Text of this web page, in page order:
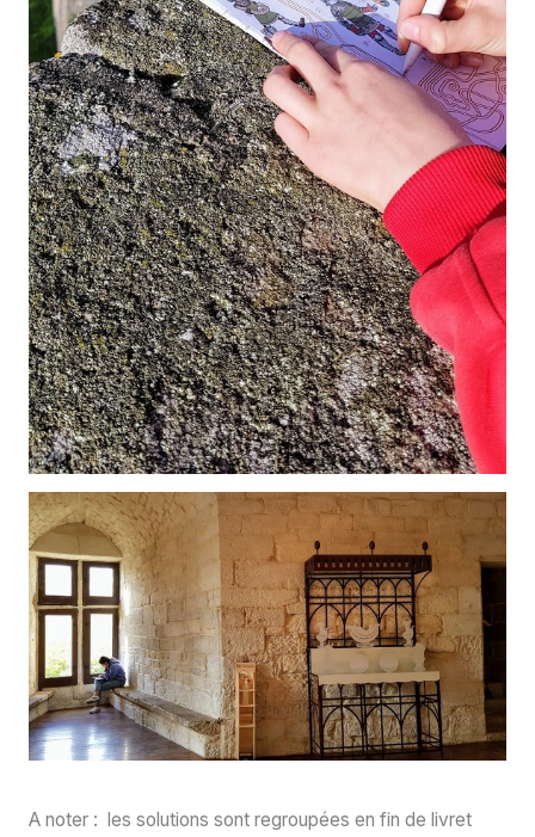
A noter : les solutions sont regroupées en fin de livret